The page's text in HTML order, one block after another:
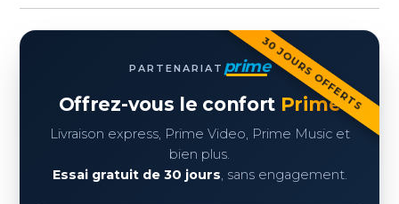
30 JOURS OFFERTS
PARTENARIAT prime
Offrez-vous le confort Prime
Livraison express, Prime Video, Prime Music et
bien plus.
Essai gratuit de 30 jours, sans engagement.